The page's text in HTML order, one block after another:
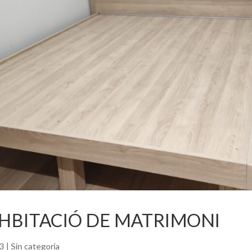
DE MATRIMONI
|Sin categoría